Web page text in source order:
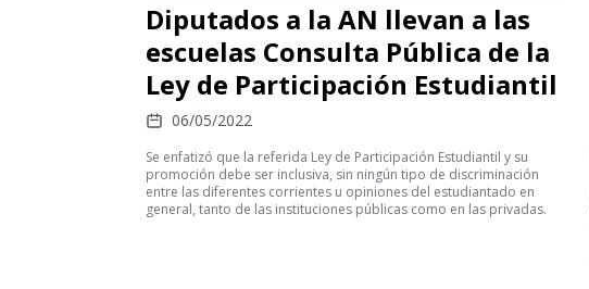
Diputados a la AN llevan a las
escuelas Consulta Pública de la
Ley de Participación Estudiantil
06/05/2022
Se enfatizó que la referida Ley de Participación Estudiantil y su
promoción debe ser inclusiva, sin ningún tipo de discriminación
entre las diferentes corrientes u opiniones del estudiantado en
general, tanto de las instituciones públicas como en las privadas.